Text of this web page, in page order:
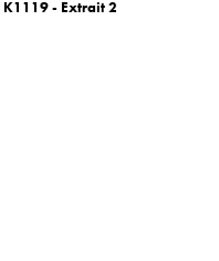
K1119 - Extrait 2